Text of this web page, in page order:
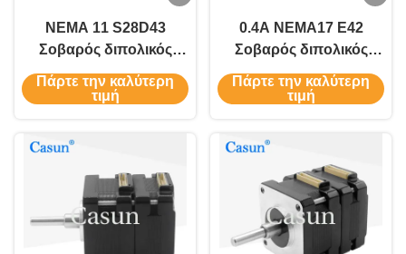
NEMA 11 S28D43
Σοβαρός διπολικός
βήμα κινητήρας
55mN.M 80mN.M Για την
Πάρτε την καλύτερη
τιμή
0.4Α NEMA17 E42
Σοβαρός διπολικός
βήμα κινητήρας για
εξοπλισμό
Πάρτε την καλύτερη
τιμή